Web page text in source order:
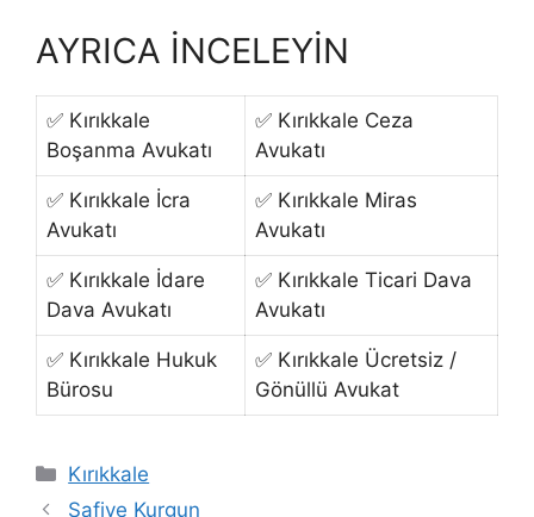
AYRICA İNCELEYİN
✅ Kırıkkale
Boşanma Avukatı
✅ Kırıkkale Ceza
Avukatı
✅ Kırıkkale İcra
Avukatı
✅ Kırıkkale Miras
Avukatı
✅ Kırıkkale İdare
Dava Avukatı
✅ Kırıkkale Ticari Dava
Avukatı
✅ Kırıkkale Hukuk
Bürosu
✅ Kırıkkale Ücretsiz /
Gönüllü Avukat
Kategoriler
Kırıkkale
Safiye Kurgun